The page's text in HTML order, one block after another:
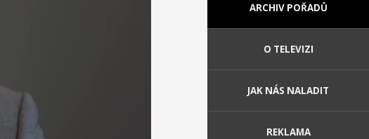
ARCHIV POŘADŮ
O TELEVIZI
JAK NÁS NALADIT
REKLAMA